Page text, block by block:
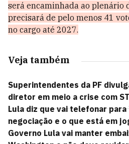
será encaminhada ao plenário
precisará de pelo menos 41
no cargo até 2027.
Veja também
Superintendentes da PF
diretor em meio a crise com
Lula diz que vai telefonar para
negociação e o que está em
Governo Lula vai manter